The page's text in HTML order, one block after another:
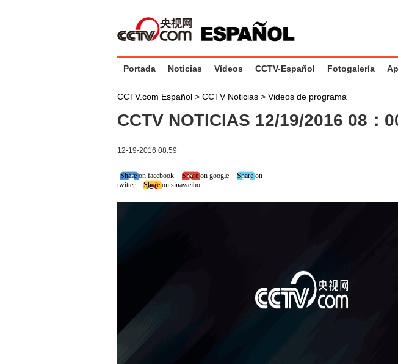
Portada Noticias Vídeos CCTV-Español Fotogalería
CCTV.com Español > CCTV Noticias > Videos de programa
CCTV NOTICIAS 12/19/2016 08：
12-19-2016 08:59
Share on facebook Share on google
Share on
twitter
Share on sinaweibo